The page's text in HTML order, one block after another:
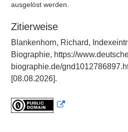
ausgelöst werden.
Zitierweise
Blankenhorn, Richard,
Biographie, https://
biographie.de/
[08.08.2026].